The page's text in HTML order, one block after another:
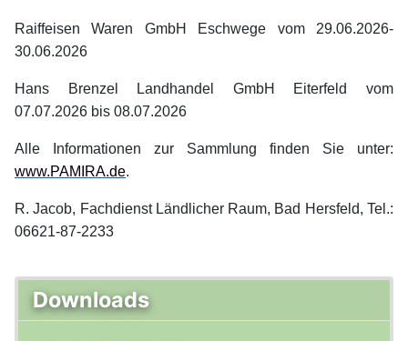
Raiffeisen Waren GmbH Eschwege vom 29.06.2026-
30.06.2026
Hans Brenzel Landhandel GmbH Eiterfeld vom
07.07.2026 bis 08.07.2026
Alle Informationen zur Sammlung finden Sie unter:
www.PAMIRA.de.
R. Jacob, Fachdienst Ländlicher Raum, Bad Hersfeld, Tel.:
06621-87-2233
Downloads